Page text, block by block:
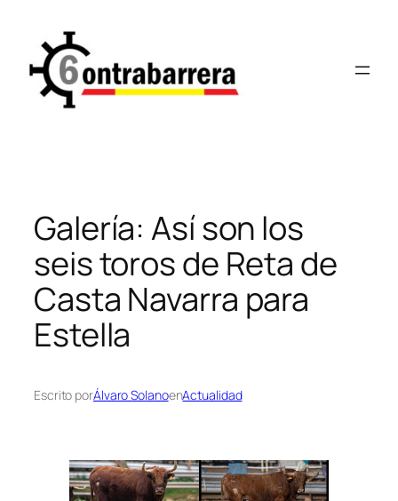
contenido
Galería: Así son los
seis toros de Reta de
Casta Navarra para
Estella
Escrito porÁlvaro SolanoenActualidad